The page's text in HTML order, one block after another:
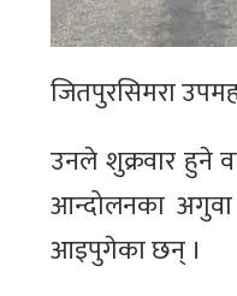
जितपुरसिमरा
उनले शुक्रवार हुने
आन्दोलनका
आइपुगेका छन् ।